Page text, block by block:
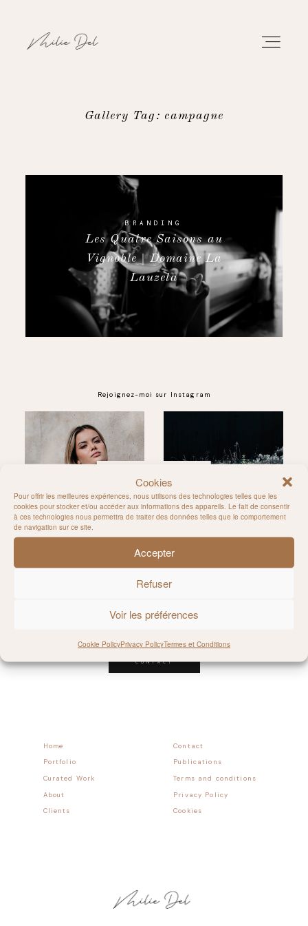
Cookies
Pour offrir les meilleures expériences, nous utilisons des technologies telles que les
cookies pour stocker et/ou accéder aux informations des appareils. Le fait de consentir
à ces technologies nous permettra de traiter des données telles que le comportement
de navigation sur ce site.
Accepter
Refuser
Voir les préférences
Cookie PolicyPrivacy PolicyTermes et Conditions
Gallery Tag: campagne
BRANDING
Les Quatre Saisons au
Vignoble | Domaine La
Lauzeta
Rejoignez-moi sur Instagram
Contact
Home
Publications
Portfolio
Terms and conditions
Curated Work
CONTACT
Privacy Policy
About
Cookies
Clients